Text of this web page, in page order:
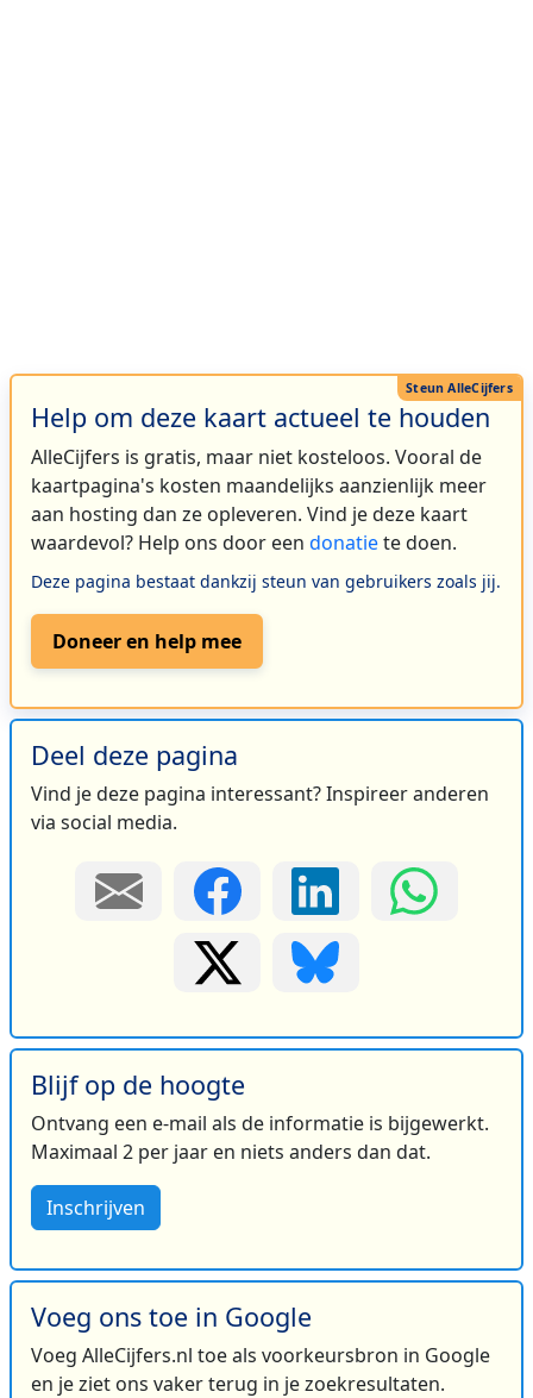
Help om deze kaart actueel te houden
AlleCijfers is gratis, maar niet kosteloos. Vooral de
kaartpagina's kosten maandelijks aanzienlijk meer
aan hosting dan ze opleveren. Vind je deze kaart
waardevol? Help ons door een donatiete doen.
Deze pagina bestaat dankzij steun van gebruikers zoals jij.
Doneer en help mee
Deel deze pagina
Vind je deze pagina interessant? Inspireer anderen
via social media.
Blijf op de hoogte
Ontvang een e-mail als de informatie is bijgewerkt.
Maximaal 2 per jaar en niets anders dan dat.
Inschrijven
Voeg ons toe in Google
Voeg AlleCijfers.nl toe als voorkeursbron in Google
en je ziet ons vaker terug in je zoekresultaten.